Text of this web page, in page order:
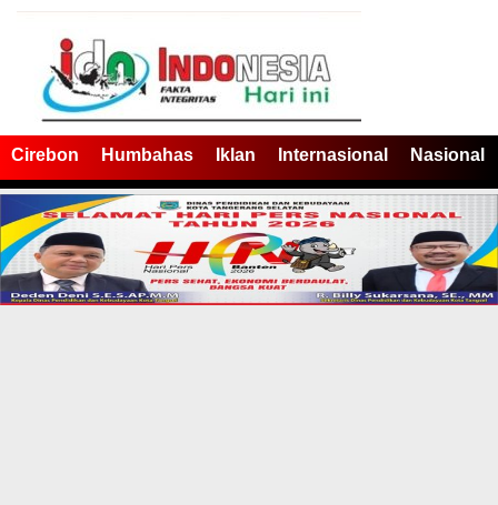
Cirebon Humbahas Iklan Internasional Nasional